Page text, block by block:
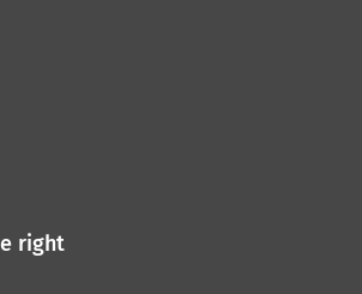
right